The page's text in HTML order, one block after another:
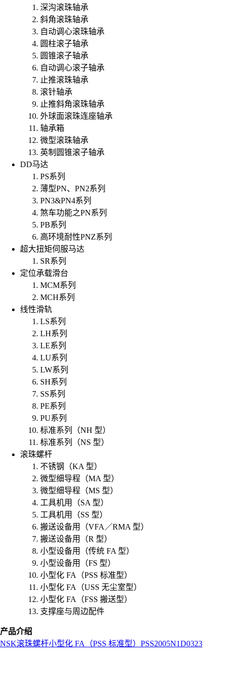
深沟滚珠轴承
斜角滚珠轴承
自动调心滚珠轴承
圆柱滚子轴承
圆锥滚子轴承
自动调心滚子轴承
止推滚珠轴承
滚针轴承
止推斜角滚珠轴承
外球面滚珠连座轴承
轴承箱
微型滚珠轴承
英制圆锥滚子轴承
DD马达
PS系列
薄型PN、PN2系列
PN3&PN4系列
煞车功能之PN系列
PB系列
高环境耐性PNZ系列
超大扭矩伺服马达
SR系列
定位承载滑台
MCM系列
MCH系列
线性滑轨
LS系列
LH系列
LE系列
LU系列
LW系列
SH系列
SS系列
PE系列
PU系列
标准系列（NH 型）
标准系列（NS 型）
滚珠螺杆
不锈钢（KA 型）
微型细导程（MA 型）
微型细导程（MS 型）
工具机用（SA 型）
工具机用（SS 型）
搬送设备用（VFA／RMA 型）
搬送设备用（R 型）
小型设备用（传统 FA 型）
小型设备用（FS 型）
小型化 FA（PSS 标准型）
小型化 FA（USS 无尘室型）
小型化 FA（FSS 搬送型）
支撑座与周边配件
产品介绍
NSK滚珠螺杆小型化 FA（PSS 标准型） PSS2005N1D0323